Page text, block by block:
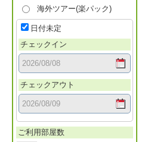
海外ツアー(楽パック)
日付未定
チェックイン
チェックアウト
ご利用部屋数